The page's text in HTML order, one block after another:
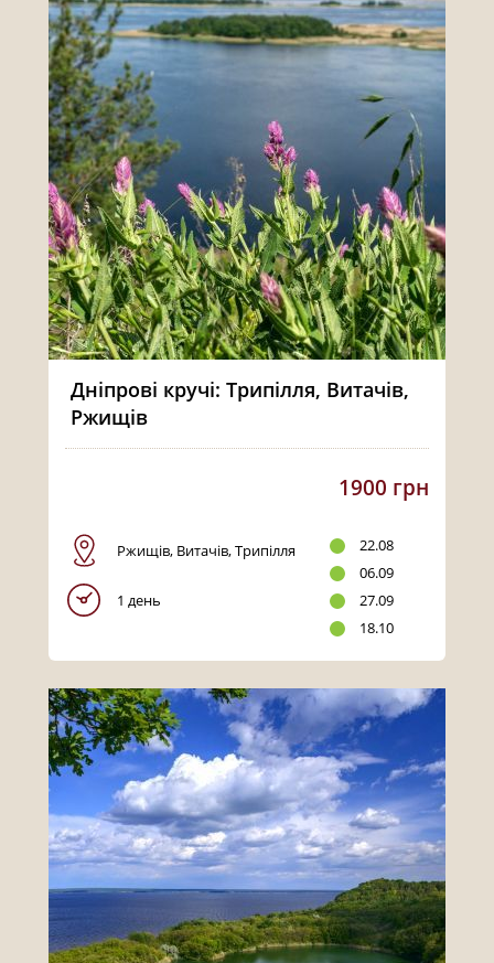
Дніпрові кручі: Трипілля, Витачів,
Ржищів
1900 грн
Ржищів, Витачів, Трипілля
1 день
22.08
06.09
27.09
18.10